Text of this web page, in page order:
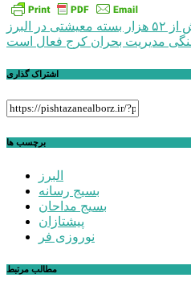
راهبری
نوشته
در البرز
مدیریت بحران کرج فعال است
اشتراک گذاری
برچسب ها
البرز
بسیج رسانه
بسیج مداحان
پیشتازان
نوروزی فر
مطالب مرتبط